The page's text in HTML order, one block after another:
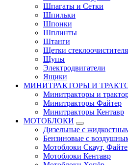
Шпагаты и Сетки
Шпильки
Шпонки
Шплинты
Штанги
Щетки стеклоочистителя
Щупы
Электродвигатели
Ящики
МИНИТРАКТОРЫ И
Минитракторы и
Минитракторы Файтер
Минитракторы Кентавр
МОТОБЛОКИ
Дизельные с
Бензиновые с
Мотоблоки Скаут,
Мотоблоки Кентавр